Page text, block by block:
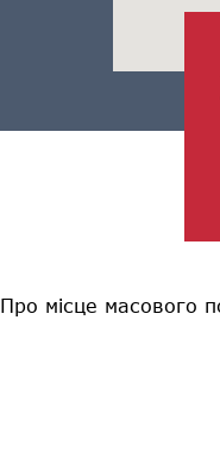
Про місце масового